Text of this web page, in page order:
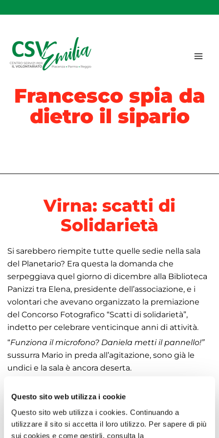
Questo sito web utilizza i cookie
Questo sito web utilizza i cookies. Continuando a
utilizzare il sito si accetta il loro utilizzo. Per sapere di più
sui cookies e come gestirli, consulta la
Francesco spia da
dietro il sipario
Virna: scatti di
Solidarietà
Si sarebbero riempite tutte quelle sedie nella sala
del Planetario? Era questa la domanda che
serpeggiava quel giorno di dicembre alla Biblioteca
Panizzi tra Elena, presidente dell’associazione, e i
volontari che avevano organizzato la premiazione
del Concorso Fotografico “Scatti di solidarietà”,
indetto per celebrare venticinque anni di attività.
“Funziona il microfono? Daniela metti il pannello!”
sussurra Mario in preda all’agitazione, sono già le
undici e la sala è ancora deserta.
sbucano alcuni ragazzi, ecco l’assessore, lo sponsor e
Finalmente! Ora la sala si riempie di visi sorridenti.
Sullo schermo si susseguono le immagini inviate dai